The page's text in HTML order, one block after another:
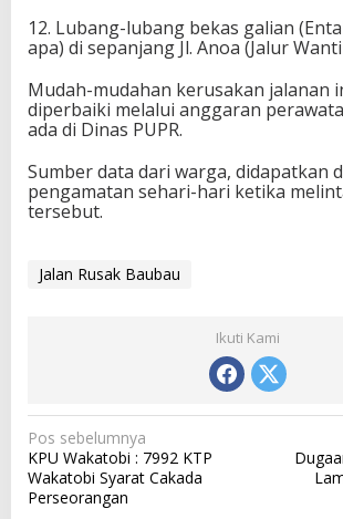
12. Lubang-lubang bekas galian
apa) di sepanjang Jl. Anoa (Jalur
Mudah-mudahan kerusakan jalanan
diperbaiki melalui anggaran
ada di Dinas PUPR.
Sumber data dari warga, didapatkan
pengamatan sehari-hari ketika
tersebut.
Jalan Rusak Baubau
Ikuti Kami
N
a
v
Pos sebelumnya
KPU Wakatobi : 7992 KTP
Wakatobi Syarat Cakada
Perseorangan